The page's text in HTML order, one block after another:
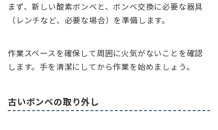
まず、新しい酸素ボンベと、ボンベ交換に必要な器具
（レンチなど、必要な場合）を準備します。
作業スペースを確保して周囲に火気がないことを確認
します。手を清潔にしてから作業を始めましょう。
古いボンベの取り外し